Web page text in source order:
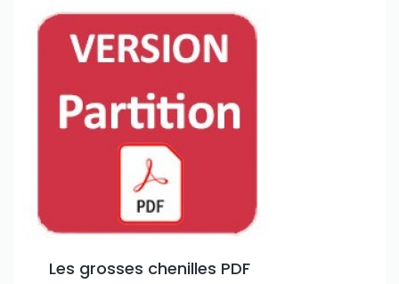
Les grosses chenilles PDF